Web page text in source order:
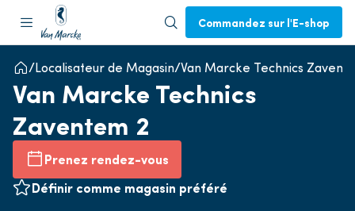
Commandez sur l'E-shop
Localisateur de Magasin Van Marcke Technics
Van Marcke Technics
Zaventem 2
Prenez rendez-vous
Définir comme magasin préféré